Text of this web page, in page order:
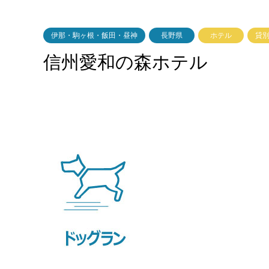
伊那・駒ヶ根・飯田・昼神 長野県 ホテル 貸
信州愛和の森ホテル